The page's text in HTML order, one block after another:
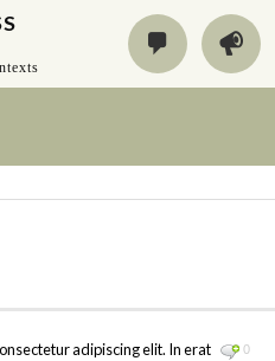
0
adipiscing elit. In erat